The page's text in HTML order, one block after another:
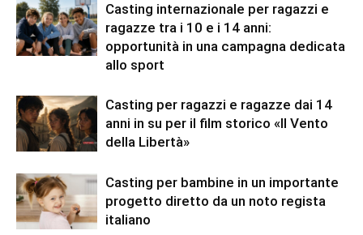
Casting internazionale per ragazzi e
ragazze tra i 10 e i 14 anni:
opportunità in una campagna dedicata
allo sport
Casting per ragazzi e ragazze dai 14
anni in su per il film storico «Il Vento
della Libertà»
Casting per bambine in un importante
progetto diretto da un noto regista
italiano